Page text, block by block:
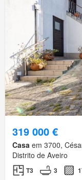
319 000 €
Casa em 3700,
Distrito de Aveiro
T3 3